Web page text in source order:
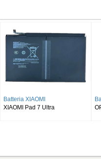
Batteria SAMSUNG
SAMSUNG Galaxy Tab S9FE